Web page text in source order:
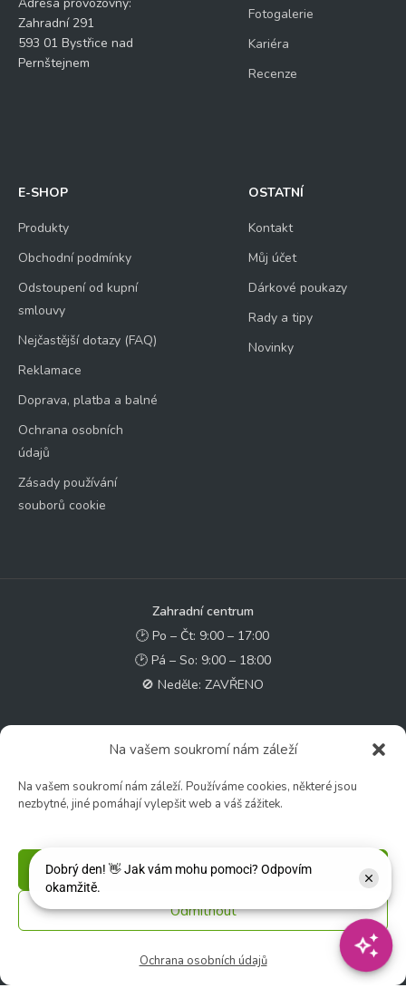
Na vašem soukromí nám záleží
Na vašem soukromí nám záleží. Používáme cookies, některé jsou
nezbytné, jiné pomáhají vylepšit web a váš zážitek.
Příjmout
Odmítnout
Ochrana osobních údajů
Zahradní 291
593 01 Bystřice nad
Pernštejnem
Fotogalerie
Kariéra
Recenze
E-SHOP
Produkty
Obchodní podmínky
Odstoupení od kupní
smlouvy
Nejčastější dotazy (FAQ)
Reklamace
Doprava, platba a balné
Ochrana osobních
údajů
Zásady používání
souborů cookie
OSTATNÍ
Kontakt
Můj účet
Dárkové poukazy
Rady a tipy
Novinky
Zahradní centrum
🕑 Po – Čt: 9:00 – 17:00
🕑 Pá – So: 9:00 – 18:00
🚫 Neděle: ZAVŘENO
🕑 Ut – Pá: 9:00 - 12:00 │ 13:00 - 17:00
🕑 So: 9:00 – 15:00
🚫 Ne - Po: ZAVŘENO
✉️ e-shop@zcstrakovo.cz
Sledujte nás: